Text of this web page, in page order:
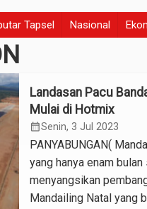
Tapsel Nasional
Landasan Pacu
Mulai di Hotmix
calendar_monthSenin, 3 Jul 2023
PANYABUNGAN(
yang hanya enam
menyangsikan
Mandailing Natal yang